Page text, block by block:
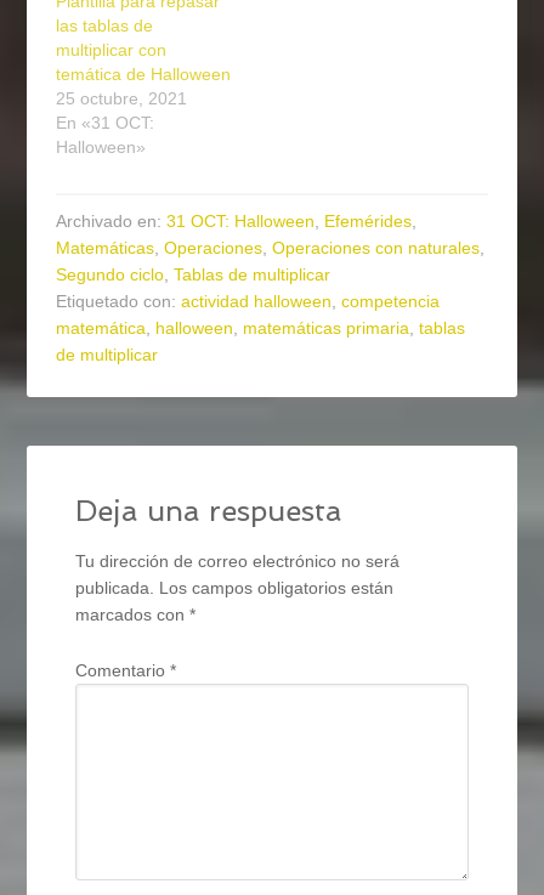
las tablas de
multiplicar con
temática de Halloween
25 octubre, 2021
En «31 OCT:
Halloween»
Archivado en:31 OCT: Halloween Efemérides
Matemáticas ,Operaciones ,Operaciones con naturales
Segundo ciclo ,Tablas de multiplicar
Etiquetado con:actividad halloween ,competencia
matemática
halloween matemáticas primaria ,tablas
de multiplicar
Deja una respuesta
Tu dirección de correo electrónico no será
publicada.
Los campos obligatorios están
marcados con*
Comentario*